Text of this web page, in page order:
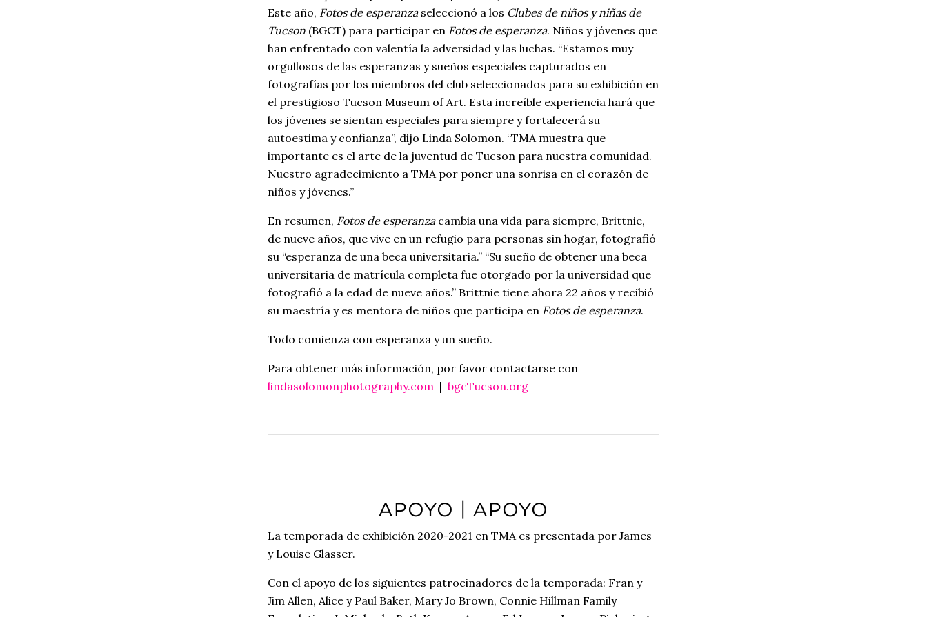
Este año, Fotos de esperanzaseleccionó a los Clubes de niños y niñas de
Tucson(BGCT) para participar en Fotos de esperanza. Niños y jóvenes que
han enfrentado con valentía la adversidad y las luchas. “Estamos muy
orgullosos de las esperanzas y sueños especiales capturados en
fotografías por los miembros del club seleccionados para su exhibición en
el prestigioso Tucson Museum of Art. Esta increíble experiencia hará que
los jóvenes se sientan especiales para siempre y fortalecerá su
autoestima y confianza”, dijo Linda Solomon. “TMA muestra que
importante es el arte de la juventud de Tucson para nuestra comunidad.
Nuestro agradecimiento a TMA por poner una sonrisa en el corazón de
niños y jóvenes.”
En resumen, Fotos de esperanzacambia una vida para siempre, Brittnie,
de nueve años, que vive en un refugio para personas sin hogar, fotografió
su “esperanza de una beca universitaria.” “Su sueño de obtener una beca
universitaria de matrícula completa fue otorgado por la universidad que
fotografió a la edad de nueve años.” Brittnie tiene ahora 22 años y recibió
su maestría y es mentora de niños que participa en Fotos de esperanza.
Todo comienza con esperanza y un sueño.
Para obtener más información, por favor contactarse con
lindasolomonphotography.com | bgcTucson.org
APOYO | APOYO
La temporada de exhibición 2020-2021 en TMA es presentada por James
y Louise Glasser.
Con el apoyo de los siguientes patrocinadores de la temporada: Fran y
Jim Allen, Alice y Paul Baker, Mary Jo Brown, Connie Hillman Family